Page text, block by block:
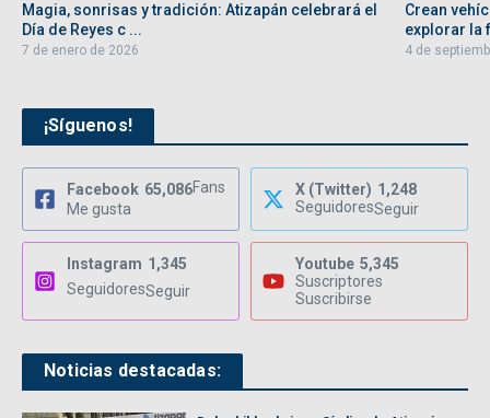
Magia, sonrisas y tradición: Atizapán celebrará el
Día de Reyes c ...
7 de enero de 2026
Crean
explorar la
4 de
¡Síguenos!
Facebook 65,086Fans
Me gusta
X (Twitter) 1,248
SeguidoresSeguir
Instagram 1,345
SeguidoresSeguir
Youtube 5,345
Suscriptores
Suscribirse
Noticias destacadas: